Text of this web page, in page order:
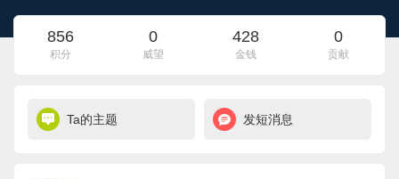
856
积分
0
威望
428
金钱
0
贡献
Ta的主题 发短消息